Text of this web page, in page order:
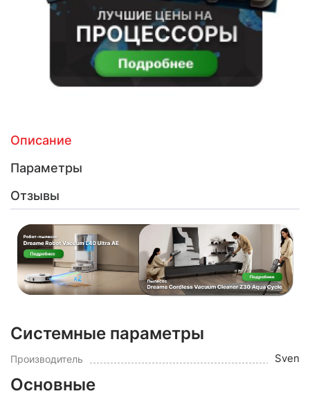
Описание
Параметры
Отзывы
Системные параметры
Производитель Sven
Основные